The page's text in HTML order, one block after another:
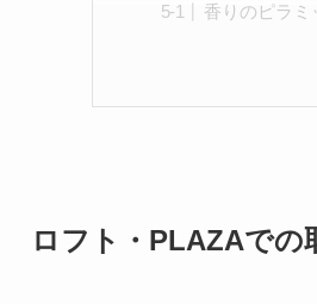
香りのピラミ
ロフト・PLAZAでの